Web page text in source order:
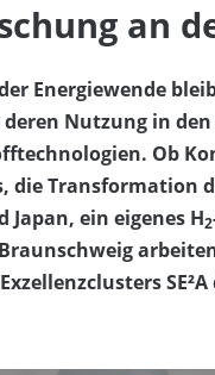
an
Energiewende
Nutzung in
Ob
die Transformation
ein eigenes H2